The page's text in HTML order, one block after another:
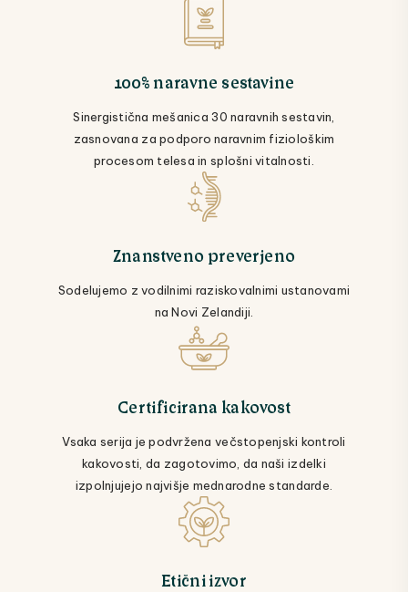
100% naravne sestavine
Sinergistična mešanica 30 naravnih sestavin,
zasnovana za podporo naravnim fiziološkim
procesom telesa in splošni vitalnosti.
Znanstveno preverjeno
Sodelujemo z vodilnimi raziskovalnimi ustanovami
na Novi Zelandiji.
Certificirana kakovost
Vsaka serija je podvržena večstopenjski kontroli
kakovosti, da zagotovimo, da naši izdelki
izpolnjujejo najvišje mednarodne standarde.
Etični izvor